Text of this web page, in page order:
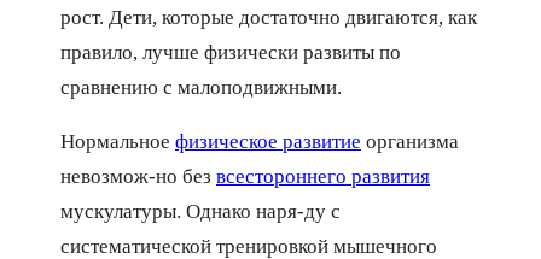
рост. Дети, которые достаточно двигаются, как
правило, лучше физически развиты по
сравнению с малоподвижными.
Нормальное физическое развитие организма
невозмож-но без всестороннего развития
мускулатуры. Однако наря-ду с
систематической тренировкой мышечного